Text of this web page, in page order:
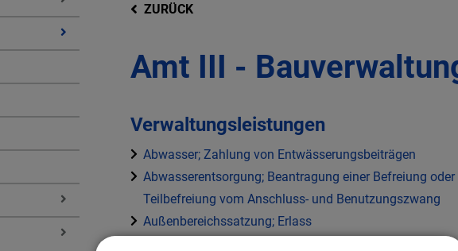
ZURÜCK
Amt III -
Verwaltungsleistungen
Abwasser; Zahlung von Entwässerungsbeiträgen
Abwasserentsorgung; Beantragung einer Befreiung oder
Teilbefreiung vom Anschluss- und Benutzungszwang
Außenbereichssatzung; Erlass